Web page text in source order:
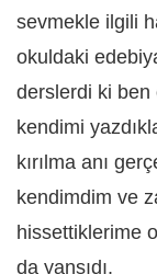
sevmekle ilgili
okuldaki
derslerdi ki ben
kendimi
kırılma anı
kendimdim ve
hissettiklerime
da yansıdı.